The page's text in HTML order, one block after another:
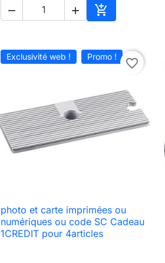
  
Ajouter au
Exclusivité web ! Promo ! favorite_border
 Aperçu rapide
photo et carte imprimées ou
numériques ou code SC Cadeau
1CREDIT pour 4articles